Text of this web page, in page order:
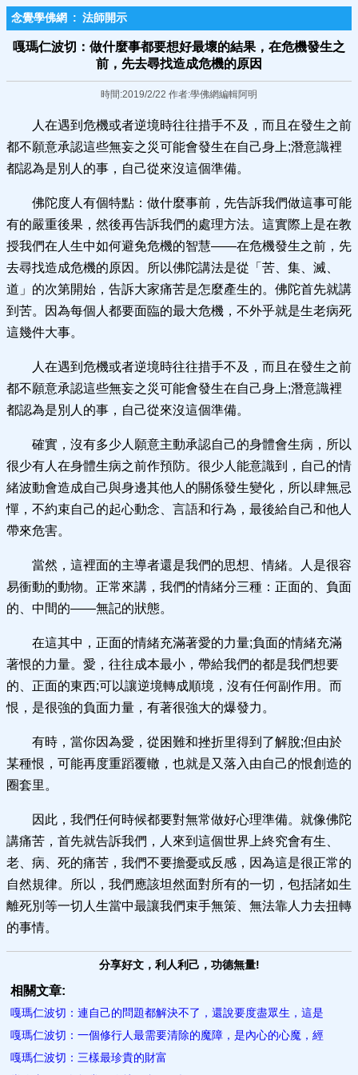
念覺學佛網 : 法師開示
嘎瑪仁波切：做什麼事都要想好最壞的結果，在危機發生之
前，先去尋找造成危機的原因
時間:2019/2/22 作者:學佛網編輯阿明
人在遇到危機或者逆境時往往措手不及，而且在發生之前
都不願意承認這些無妄之災可能會發生在自己身上;潛意識裡
都認為是別人的事，自己從來沒這個準備。
佛陀度人有個特點：做什麼事前，先告訴我們做這事可能
有的嚴重後果，然後再告訴我們的處理方法。這實際上是在教
授我們在人生中如何避免危機的智慧——在危機發生之前，先
去尋找造成危機的原因。所以佛陀講法是從「苦、集、滅、
道」的次第開始，告訴大家痛苦是怎麼產生的。佛陀首先就講
到苦。因為每個人都要面臨的最大危機，不外乎就是生老病死
這幾件大事。
人在遇到危機或者逆境時往往措手不及，而且在發生之前
都不願意承認這些無妄之災可能會發生在自己身上;潛意識裡
都認為是別人的事，自己從來沒這個準備。
確實，沒有多少人願意主動承認自己的身體會生病，所以
很少有人在身體生病之前作預防。很少人能意識到，自己的情
緒波動會造成自己與身邊其他人的關係發生變化，所以肆無忌
憚，不約束自己的起心動念、言語和行為，最後給自己和他人
帶來危害。
當然，這裡面的主導者還是我們的思想、情緒。人是很容
易衝動的動物。正常來講，我們的情緒分三種：正面的、負面
的、中間的——無記的狀態。
在這其中，正面的情緒充滿著愛的力量;負面的情緒充滿
著恨的力量。愛，往往成本最小，帶給我們的都是我們想要
的、正面的東西;可以讓逆境轉成順境，沒有任何副作用。而
恨，是很強的負面力量，有著很強大的爆發力。
有時，當你因為愛，從困難和挫折里得到了解脫;但由於
某種恨，可能再度重蹈覆轍，也就是又落入由自己的恨創造的
圈套里。
因此，我們任何時候都要對無常做好心理準備。就像佛陀
講痛苦，首先就告訴我們，人來到這個世界上終究會有生、
老、病、死的痛苦，我們不要擔憂或反感，因為這是很正常的
自然規律。所以，我們應該坦然面對所有的一切，包括諸如生
離死別等一切人生當中最讓我們束手無策、無法靠人力去扭轉
的事情。
分享好文，利人利己，功德無量!
相關文章:
嘎瑪仁波切：連自己的問題都解決不了，還說要度盡眾生，這是
嘎瑪仁波切：一個修行人最需要清除的魔障，是內心的心魔，經
嘎瑪仁波切：三樣最珍貴的財富